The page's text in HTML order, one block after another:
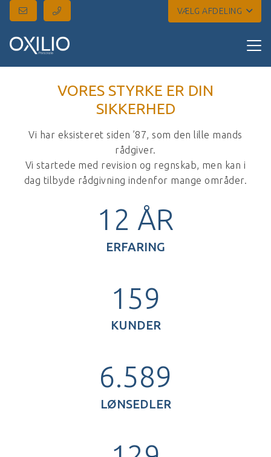
VÆLG AFDELING
VORES STYRKE ER DIN
SIKKERHED
Vi har eksisteret siden ’87, som den lille mands
rådgiver.
Vi startede med revision og regnskab, men kan i
dag tilbyde rådgivning indenfor mange områder.
12 ÅR
ERFARING
159
KUNDER
6.589
LØNSEDLER